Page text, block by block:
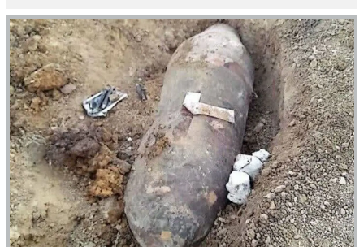
قیمت طلا ۱۸ عیار امروز دوشنبه ۱۹
مرداد ۱۴۰۵ اعلام شد/ طلا دوباره اوج
گرفت